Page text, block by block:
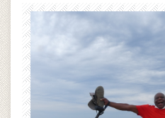
Wachtwoord vergeten?
Gebruikersnaam vergeten?
Log in with